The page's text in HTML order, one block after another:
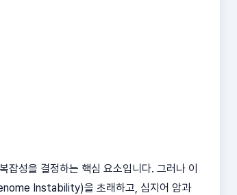
성을 결정하는 핵심 요소입니다. 그러나 이
Instability)을 초래하고, 심지어 암과